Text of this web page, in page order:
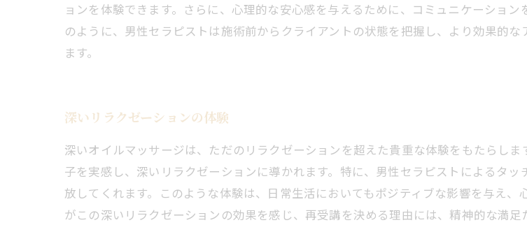
ョンを体験できます。さらに、心理的な安心感を与えるために、コミュニケーショ
のように、男性セラピストは施術前からクライアントの状態を把握し、より効果的
ます。
深いリラクゼーションの体験
深いオイルマッサージは、ただのリラクゼーションを超えた貴重な体験をもたらし
子を実感し、深いリラクゼーションに導かれます。特に、男性セラピストによるタ
放してくれます。このような体験は、日常生活においてもポジティブな影響を与え
がこの深いリラクゼーションの効果を感じ、再受講を決める理由には、精神的な満足
当サロンの公式LINE@にお友達登
初回 500円OFFさせて頂きます。